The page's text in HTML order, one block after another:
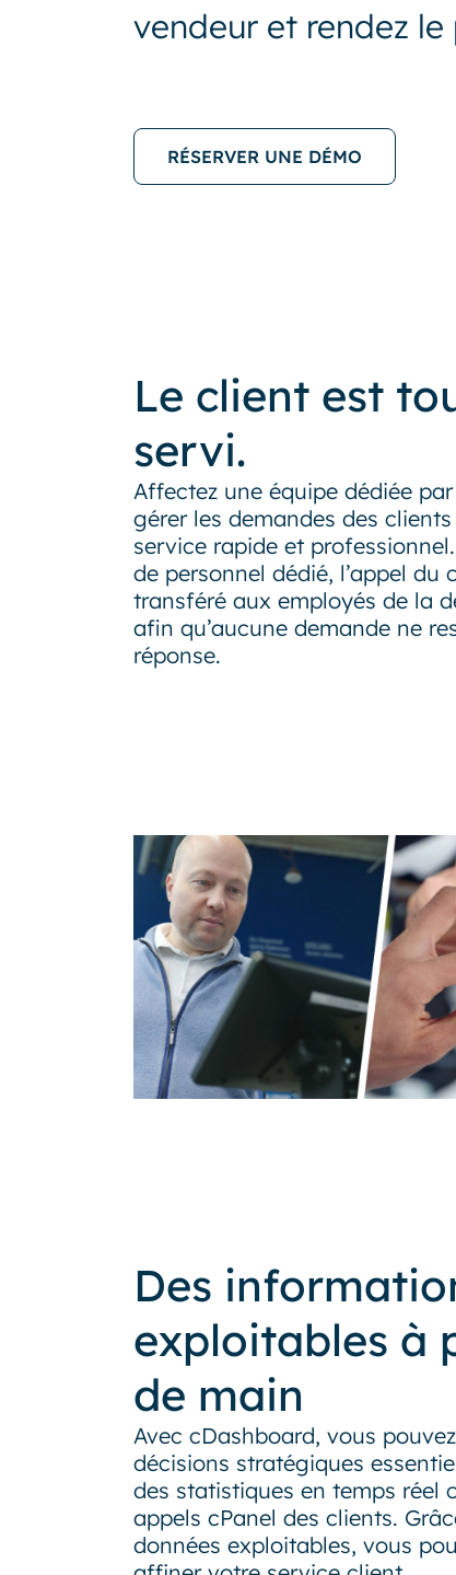
vendeur et rendez
RÉSERVER UNE DÉMO
Le client est
servi.
Affectez une équipe dédiée
gérer les demandes des
service rapide et professionnel.
de personnel dédié, l’appel du
transféré aux employés de la
afin qu’aucune demande ne
réponse.
Des
exploitables à
de main
Avec cDashboard, vous
décisions stratégiques
des statistiques en temps réel
appels cPanel des clients.
données exploitables, vous